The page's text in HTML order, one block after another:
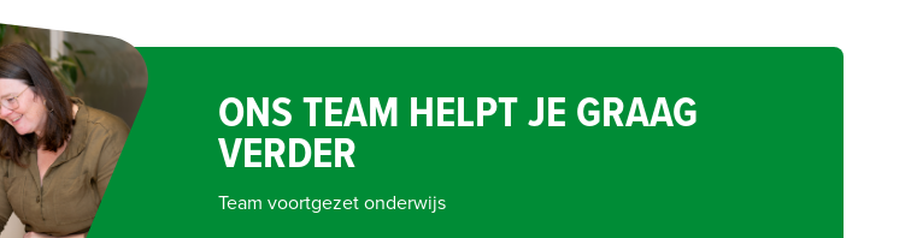
ONS TEAM HELPT JE GRAAG
VERDER
Team voortgezet onderwijs